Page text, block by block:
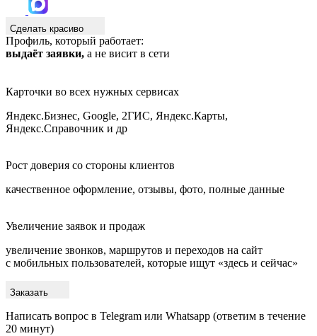
Сделать красиво
Профиль, который работает:
выдаёт заявки, а не висит в сети
Карточки во всех нужных сервисах
Яндекс.Бизнес, Google, 2ГИС, Яндекс.Карты,
Яндекс.Справочник и др
Рост доверия со стороны клиентов
качественное оформление, отзывы, фото, полные данные
Увеличение заявок и продаж
увеличение звонков, маршрутов и переходов на сайт
с мобильных пользователей, которые ищут «здесь и сейчас»
Заказать
Написать вопрос в Telegram или Whatsapp (ответим в течение
20 минут)